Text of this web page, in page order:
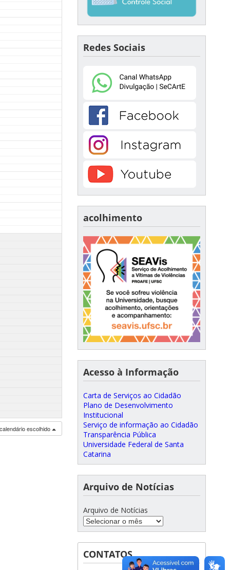
escolhido
Redes Sociais
acolhimento
Acesso à Informação
Carta de Serviços ao Cidadão
Plano de Desenvolvimento
Institucional
Serviço de informação ao Cidadão
Transparência Pública
Universidade Federal de Santa
Catarina
Arquivo de Notícias
Arquivo de Notícias
CONTATOS